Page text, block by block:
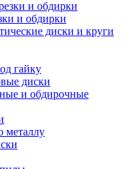
и обдирки
диски и круги
гайку
диски
и обдирочные
металлу